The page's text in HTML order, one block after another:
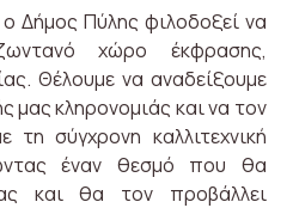
Δήμος Πύλης φιλοδοξεί να
χώρο έκφρασης,
Θέλουμε να αναδείξουμε
μας κληρονομιάς και να τον
σύγχρονη καλλιτεχνική
έναν θεσμό που θα
και θα τον προβάλλει